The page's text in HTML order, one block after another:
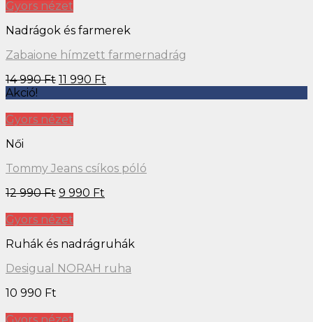
Gyors nézet
Nadrágok és farmerek
Zabaione hímzett farmernadrág
14 990Ft 11 990 Ft
Akció!
Gyors nézet
Női
Tommy Jeans csíkos póló
12 990Ft 9 990 Ft
Gyors nézet
Ruhák és nadrágruhák
Desigual NORAH ruha
10 990 Ft